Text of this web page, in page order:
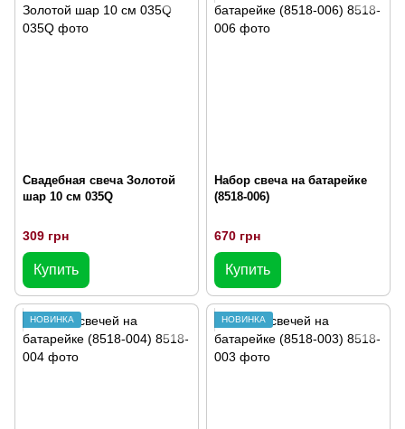
Свадебная свеча Золотой
шар 10 см 035Q
309 грн
Купить
Набор свеча на батарейке
(8518-006)
670 грн
Купить
НОВИНКА НОВИНКА